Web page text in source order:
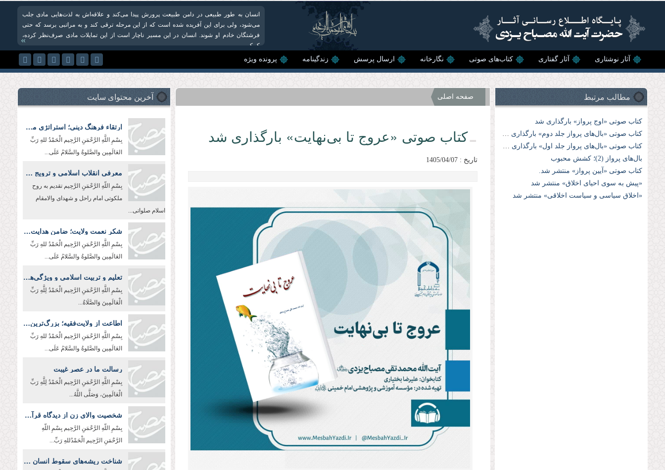
انسان به طور طبیعی در دامن طبیعت پرورش پیدا می‌کند و علاقه‌اش به لذت‌هایی مادی جلب
می‌شود، ولی برای این آفریده شده است که از این مرحله ترقی کند و به مراتبی برسد که حتی
فرشتگان خادم او شوند. انسان در این مسیر ناچار است از این تمایلات مادی صرف‌نظر کرده،
کم‌کم...
»
آثار نوشتاری آثار گفتاری کتاب‌های صوتی نگارخانه ارسال پرسش زندگینامه پرونده ویژه
مطالب مرتبط
کتاب صوتی «اوج پرواز» بارگذاری شد
کتاب صوتی «بال‌های پرواز جلد دوم» بارگذاری شد
کتاب صوتی «بال‌های پرواز جلد اول» بارگذاری شد.
بال‌های پرواز (2)؛ کشش محبوب
کتاب صوتی «آیین پرواز» منتشر شد.
«پیش به سوی احیای اخلاق» منتشر شد
«اخلاق سیاسی و سیاست اخلاقی» منتشر شد
صفحه اصلی
کتاب صوتی «عروج تا بی‌نهایت» بارگذاری شد
تاریخ : 1405/04/07
آخرین محتوای سایت
ارتقاء فرهنگ دینی؛ استراتژی مقابله با هجوم فرهنگی دشمن
بِسْمِ اللَّهِ الرَّحْمَنِ الرَّحِیم الْحَمْدُ للهِ رَبِّ
العَالَمِین والصَّلوةُ والسَّلامُ عَلَی...
معرفی انقلاب اسلامی و ترویج معارف شیعه در جهان؛ رسالت سفرا و رایزنان فرهنگی
بِسْمِ اللّهِ الرَّحْمَنِ الرَّحِيم تقدیم به روح
ملکوتی امام راحل و شهدای والامقام
اسلام صلواتی...
شکر نعمت ولایت؛ ضامن هدایت و عزت امت اسلامی
بِسْمِ اللَّهِ الرَّحْمَنِ الرَّحِیم الْحَمْدُ للهِ رَبِّ
العَالَمِین والصَّلوةُ والسَّلامُ عَلَی...
تعلیم و تربیت اسلامی و ویژگی‌های معلم تراز اسلام
بِسْمِ اللَّهِ الرَّحْمَنِ الرَّحِیم الْحَمْدُ لِلَّهِ رَبِّ
الْعَالَمِينَ وَالصَّلَاةُ...
اطاعت از ولایت‌فقیه؛ بزرگ‌ترین وظیفه عقلی و شرعی
بِسْمِ اللَّهِ الرَّحْمَنِ الرَّحِيم الْحَمْدُ للهِ رَبِّ
العَالَمِین والصَّلوةُ والسَّلامُ عَلَی...
رسالت ما در عصر غیبت
بِسْمِ اللَّهِ الرَّحْمَنِ الرَّحِیم الْحَمْدُ لِلَّهِ رَبِّ
الْعَالَمِينَ، وَصَلَّى اللَّهُ...
شخصیت والای زن از دیدگاه قرآن کریم
بِسْمِ اللّهِ الرَّحْمَنِ الرَّحِيم بِسْمِ اللّهِ
الرَّحْمَنِ الرَّحِیم الْحَمْدُللهِ رَبِّ...
شناخت ریشه‌های سقوط انسان و جامعه در پرتو آموزه‌های عاشورا